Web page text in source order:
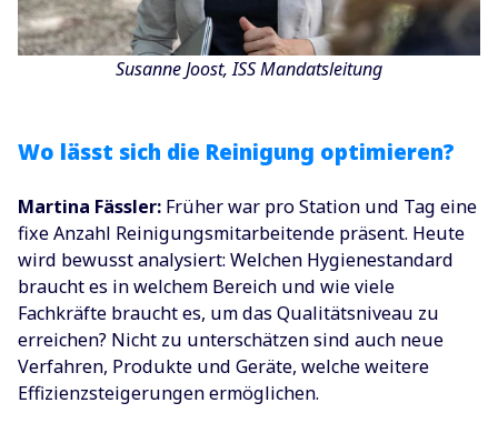
Susanne Joost, ISS Mandatsleitung
Wo lässt sich die Reinigung optimieren?
Martina Fässler: Früher war pro Station und Tag eine
fixe Anzahl Reinigungsmitarbeitende präsent. Heute
wird bewusst analysiert: Welchen Hygienestandard
braucht es in welchem Bereich und wie viele
Fachkräfte braucht es, um das Qualitätsniveau zu
erreichen? Nicht zu unterschätzen sind auch neue
Verfahren, Produkte und Geräte, welche weitere
Effizienzsteigerungen ermöglichen.